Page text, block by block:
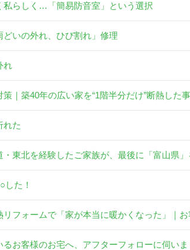
私らしく…「簡易防音室」という選択
いの外れ、ひび割れ」修理
れ
策｜築40年の広い家を“1階半分だけ”断熱した
れた
・東北を経験したご家族が、最後に「富山県
した！
リフォームで「家が本当に暖かくなった」｜
るお客様のお宅へ、アフターフォローに伺い